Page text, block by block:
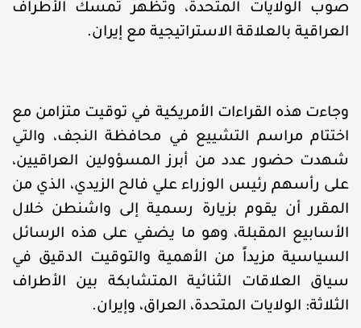
صوب الولايات المتحدة، وتُظهر تمسك الأطراف
العراقية بالعلاقة الاستراتيجية مع إيران.
وجاءت هذه القراءات الأمريكية في توقيت متزامن مع
اختتام مراسم التشييع في محافظة النجف، والتي
شهدت حضور عدد من أبرز المسؤولين العراقيين،
على رأسهم رئيس الوزراء علي فالح الزيدي، الذي من
المقرر أن يقوم بزيارة رسمية إلى واشنطن خلال
الأسابيع المقبلة، وهو ما يضفي على هذه الرسائل
السياسية مزيداً من الأهمية والتوقيت الدقيق في
سياق العلاقات الثنائية المتشابكة بين الأطراف
الثلاثة: الولايات المتحدة، العراق، وإيران.